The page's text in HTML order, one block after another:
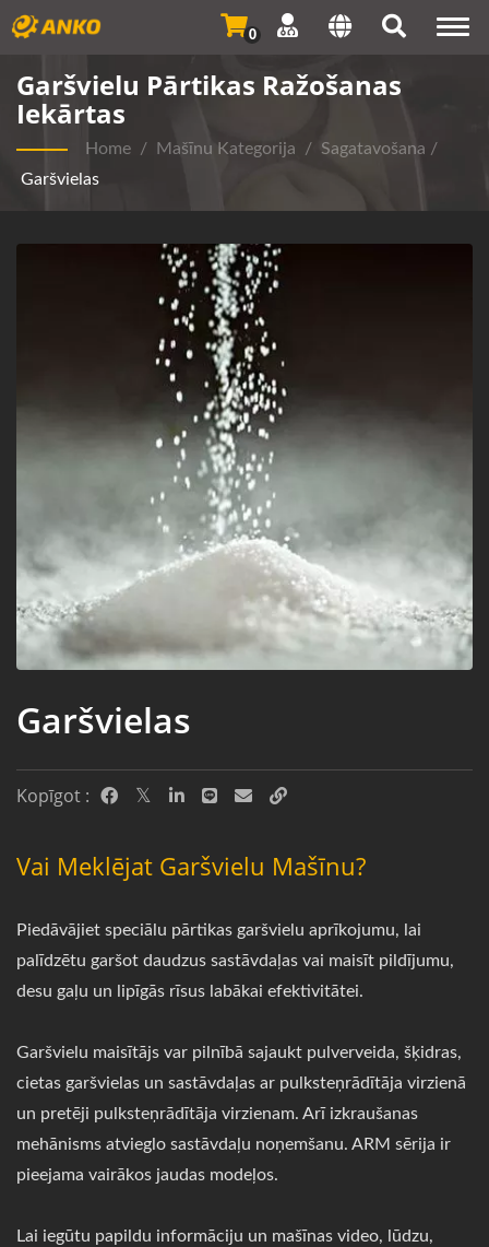
0
Garšvielu Pārtikas Ražošanas
Iekārtas
Home / Mašīnu Kategorija / Sagatavošana /
Garšvielas
Garšvielas
Kopīgot :
Vai Meklējat Garšvielu Mašīnu?
Piedāvājiet speciālu pārtikas garšvielu aprīkojumu, lai
palīdzētu garšot daudzus sastāvdaļas vai maisīt pildījumu,
desu gaļu un lipīgās rīsus labākai efektivitātei.
Garšvielu maisītājs var pilnībā sajaukt pulverveida, šķidras,
cietas garšvielas un sastāvdaļas ar pulksteņrādītāja virzienā
un pretēji pulksteņrādītāja virzienam. Arī izkraušanas
mehānisms atvieglo sastāvdaļu noņemšanu. ARM sērija ir
pieejama vairākos jaudas modeļos.
Lai iegūtu papildu informāciju un mašīnas video, lūdzu,